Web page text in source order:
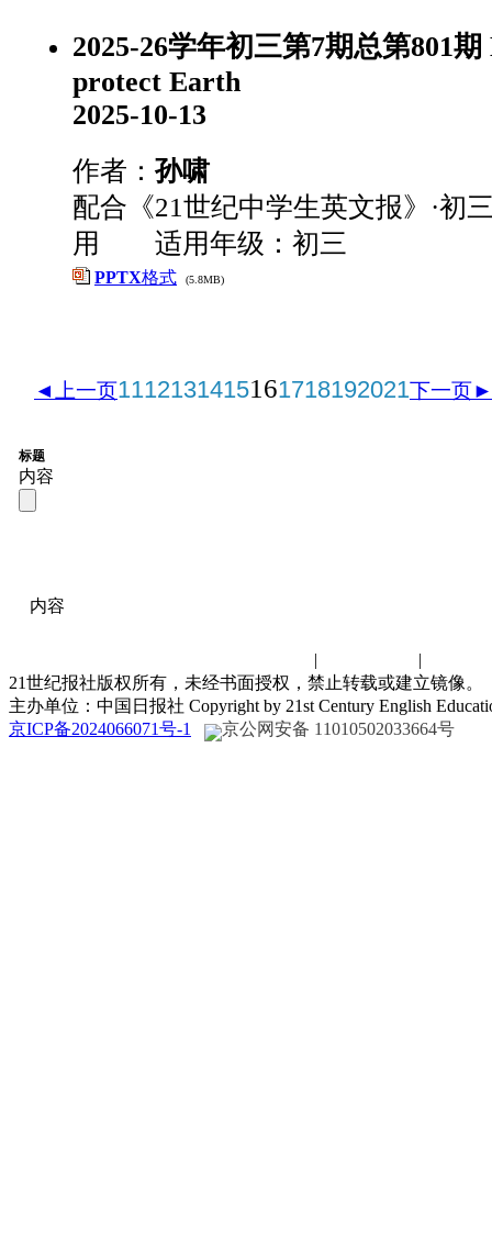
2025-26学年初三第7期总第801
protect Earth
2025-10-13
作者： 孙啸
配合《21世纪中学生英文报》·初
用 适用年级：初三
PPTX格式 (5.8MB)
◄上一页1112131415161718192021下一页►
标题
内容
内容
| |
21世纪报社版权所有，未经书面授权，禁止转载或建立镜像。
主办单位：中国日报社 Copyright by 21st Century English
京ICP备2024066071号-1
京公网安备 11010502033664号